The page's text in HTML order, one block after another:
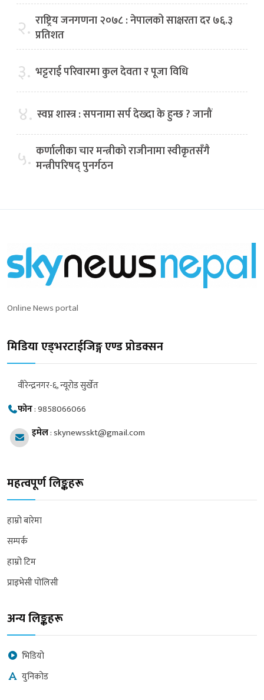
२. राष्ट्रिय जनगणना २०७८ : नेपालको साक्षरता दर ७६.३
प्रतिशत
३. भट्टराई परिवारमा कुल देवता र पूजा विधि
४. स्वप्न शास्त्र : सपनामा सर्प देख्दा के हुन्छ ? जानौं
५. कर्णालीका चार मन्त्रीको राजीनामा स्वीकृतसँगै
मन्त्रीपरिषद् पुनर्गठन
Online News portal
मिडिया एड्भरटाईजिङ्ग एण्ड प्रोडक्सन
वीरेन्द्रनगर-६, न्यूरोड सुर्खेत
फोन:9858066066
इमेल:skynewsskt@gmail.com
महत्वपूर्ण लिङ्कहरू
हाम्रो बारेमा
सम्पर्क
हाम्रो टिम
प्राइभेसी पोलिसी
अन्य लिङ्कहरू
भिडियो
युनिकोड